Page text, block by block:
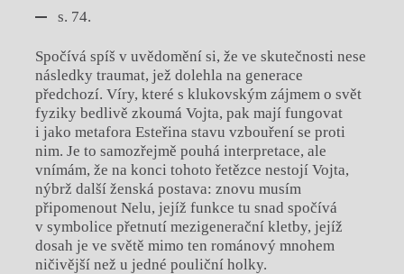
s. 74.
Spočívá spíš v uvědomění si, že ve skutečnosti nese
následky traumat, jež dolehla na generace
předchozí. Víry, které s klukovským zájmem o svět
fyziky bedlivě zkoumá Vojta, pak mají fungovat
i jako metafora Esteřina stavu vzbouření se proti
nim. Je to samozřejmě pouhá interpretace, ale
vnímám, že na konci tohoto řetězce nestojí Vojta,
nýbrž další ženská postava: znovu musím
připomenout Nelu, jejíž funkce tu snad spočívá
v symbolice přetnutí mezigenerační kletby, jejíž
dosah je ve světě mimo ten románový mnohem
ničivější než u jedné pouliční holky.